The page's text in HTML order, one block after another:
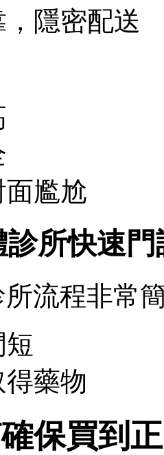
隱密配送
尷尬
所快速門
流程非常
短
藥物
保買到